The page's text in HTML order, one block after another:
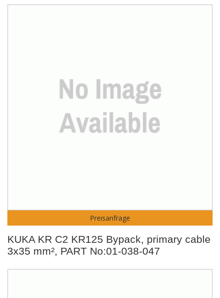
Preisanfrage
KUKA KR C2 KR125 Bypack, primary cable
3x35 mm², PART No:01-038-047